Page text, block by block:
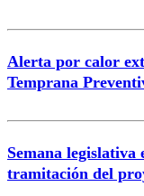
Alerta por calor
Temprana
Semana
tramitación del